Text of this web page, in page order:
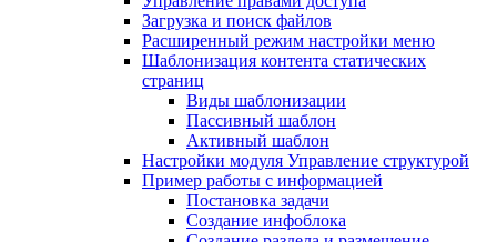
Загрузка и поиск файлов
Расширенный режим настройки меню
Шаблонизация контента статических
страниц
Виды шаблонизации
Пассивный шаблон
Активный шаблон
Настройки модуля Управление структурой
Пример работы с информацией
Постановка задачи
Создание инфоблока